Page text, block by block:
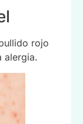
rojo
alergia.